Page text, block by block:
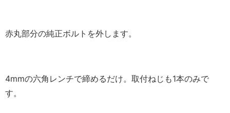
赤丸部分の純正ボルトを外します。
4mmの六角レンチで締めるだけ。取付ねじも1本のみで
す。